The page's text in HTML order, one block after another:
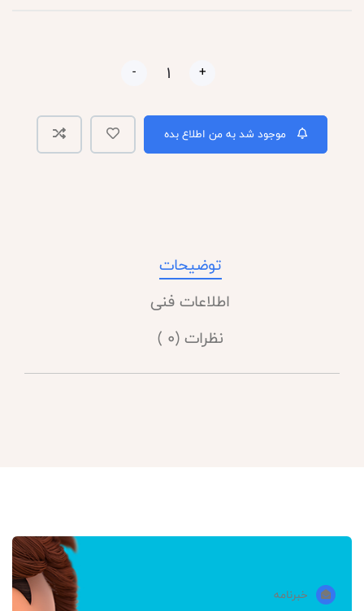
- +
موجود شد به من اطلاع بده
توضیحات
اطلاعات فنی
نظرات (0 )
خبرنامه